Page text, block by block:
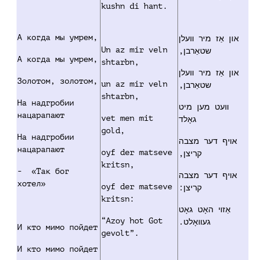
А когда мы умрем,
А когда мы умрем,
Золотом, золотом,
На надгробии
нацарапают
На надгробии
нацарапают
- «Так бог
хотел»
И кто мимо пойдет
И кто мимо пойдет
kushn di hant.
Un az mir veln
shtarbn,
un az mir veln
shtarbn,
vet men mit
gold,
oyf der matseve
kritsn,
oyf der matseve
kritsn:
“Azoy hot Got
gevolt”.
און אַז מיר װעלן
שטאַרבן,
און אַז מיר װעלן
שטאַרבן,
װעט מען מיט
גאָלד
אױף דער מצבה
קריצן,
אױף דער מצבה
קריצן:
אַזױ האָט גאָט
געװאָלט.